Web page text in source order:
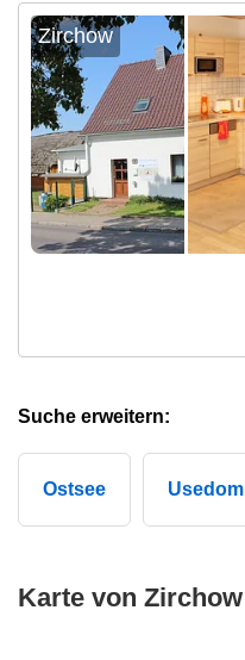
Zirchow
Suche erweitern:
Ostsee Usedom
Karte von Zirchow